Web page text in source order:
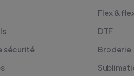
sécurité
Flex &
DTF
Broderie